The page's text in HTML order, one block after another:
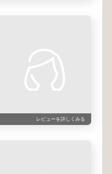
レビューを詳しくみる